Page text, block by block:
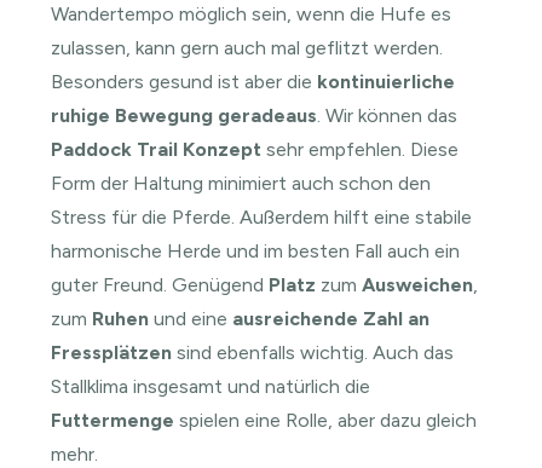
Wandertempo möglich sein, wenn die Hufe es
zulassen, kann gern auch mal geflitzt werden.
Besonders gesund ist aber die kontinuierliche
ruhige Bewegung geradeaus . Wir können das
Paddock Trail Konzept sehr empfehlen. Diese
Form der Haltung minimiert auch schon den
Stress für die Pferde. Außerdem hilft eine stabile
harmonische Herde und im besten Fall auch ein
guter Freund. Genügend Platz zumAusweichen
zum Ruhenund eine ausreichende Zahl an
Fressplätzen sind ebenfalls wichtig. Auch das
Stallklima insgesamt und natürlich die
Futtermengespielen eine Rolle, aber dazu gleich
mehr.